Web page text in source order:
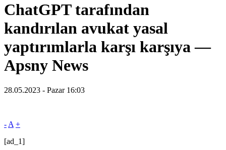
ChatGPT tarafından
kandırılan avukat yasal
yaptırımlarla karşı karşıya —
Apsny News
28.05.2023 - Pazar 16:03
- A +
[ad_1]